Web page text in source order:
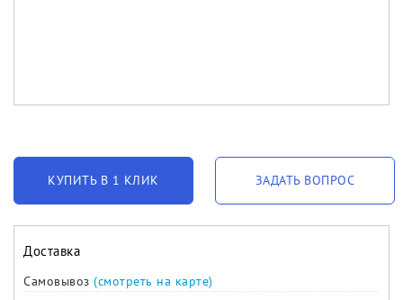
КУПИТЬ В 1 КЛИК ЗАДАТЬ ВОПРОС
Доставка
Самовывоз (смотреть на карте)